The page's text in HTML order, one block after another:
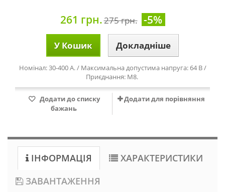
261 грн.275 грн. -5%
У Кошик Докладніше
Номінал: 30-400 А. / Максимальна допустима напруга: 64 В /
Приєднання: М8.
Додати до списку
бажань
Додати для порівняння
ІНФОРМАЦІЯ
ХАРАКТЕРИСТИКИ
ЗАВАНТАЖЕННЯ